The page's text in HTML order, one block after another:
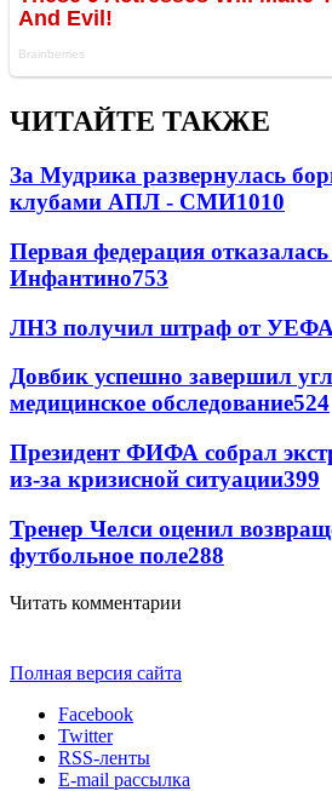
ЧИТАЙТЕ ТАКЖЕ
За Мудрика развернулась
клубами АПЛ - СМИ1010
Первая федерация
Инфантино753
ЛНЗ получил штраф от УЕФА
Довбик успешно завершил
медицинское обследование524
Президент ФИФА собрал
из-за кризисной ситуации399
Тренер Челси оценил
футбольное поле288
Читать комментарии
Полная версия сайта
Facebook
Twitter
RSS-ленты
E-mail рассылка